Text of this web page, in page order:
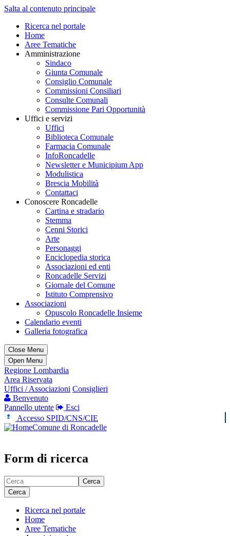
Salta al contenuto principale
Ricerca nel portale
Home
Aree Tematiche
Amministrazione
Sindaco
Giunta Comunale
Consiglio Comunale
Commissioni Consiliari
Consulte Comunali
Commissione Pari Opportunità
Uffici e servizi
Uffici
Biblioteca Comunale
Farmacia Comunale
InfoRoncadelle
Newsletter e Municipium App
Modulistica
Brescia Mobilità
Contattaci
Conoscere Roncadelle
Cartina e stradario
Stemma
Cenni Storici
Arte
Personaggi
Enciclopedia storica
Associazioni ed enti
Roncadelle Servizi
Giornale del Comune
Istituto Comprensivo
Associazioni
Opuscolo Roncadelle Insieme
Calendario eventi
Galleria fotografica
Close Menu
Open Menu
Regione Lombardia
Area Riservata
Uffici / Associazioni Consiglieri
Benvenuto
Pannello utente
Esci
Accesso SPID/CNS/CIE
Comune di Roncadelle
Form di ricerca
Cerca
Cerca
Ricerca nel portale
Home
Aree Tematiche